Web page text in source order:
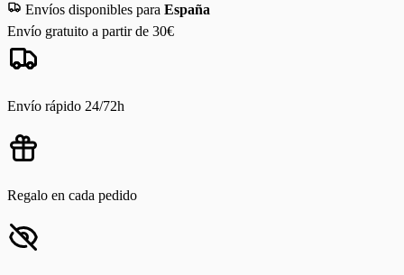
Envíos disponibles para España
Envío gratuito a partir de 30€
Envío rápido 24/72h
Regalo en cada pedido